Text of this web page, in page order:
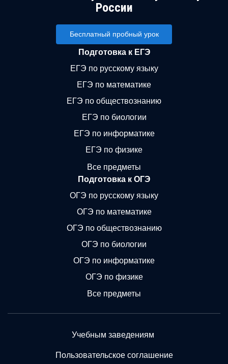
России
Бесплатный пробный урок
Подготовка к ЕГЭ
ЕГЭ по русскому языку
ЕГЭ по математике
ЕГЭ по обществознанию
ЕГЭ по биологии
ЕГЭ по информатике
ЕГЭ по физике
Все предметы
Подготовка к ОГЭ
ОГЭ по русскому языку
ОГЭ по математике
ОГЭ по обществознанию
ОГЭ по биологии
ОГЭ по информатике
ОГЭ по физике
Все предметы
Учебным заведениям
Пользовательское соглашение